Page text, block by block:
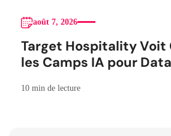
août 7, 2026
Target Hospitality Voit
les Camps IA pour
10 min de lecture